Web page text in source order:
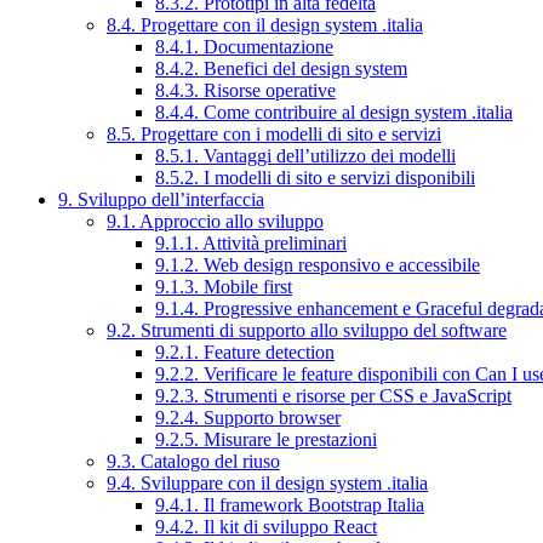
8.4. Progettare con il design system .italia
8.4.1. Documentazione
8.4.2. Benefici del design system
8.4.3. Risorse operative
8.4.4. Come contribuire al design system .italia
8.5. Progettare con i modelli di sito e servizi
8.5.1. Vantaggi dell’utilizzo dei modelli
8.5.2. I modelli di sito e servizi disponibili
9. Sviluppo dell’interfaccia
9.1. Approccio allo sviluppo
9.1.1. Attività preliminari
9.1.2. Web design responsivo e accessibile
9.1.3. Mobile first
9.1.4. Progressive enhancement e Graceful
9.2. Strumenti di supporto allo sviluppo del software
9.2.1. Feature detection
9.2.2. Verificare le feature disponibili con Can I
9.2.3. Strumenti e risorse per CSS e JavaScript
9.2.4. Supporto browser
9.2.5. Misurare le prestazioni
9.3. Catalogo del riuso
9.4. Sviluppare con il design system .italia
9.4.1. Il framework Bootstrap Italia
9.4.2. Il kit di sviluppo React